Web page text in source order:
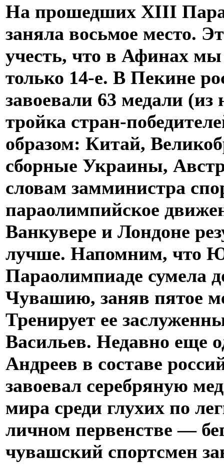
На прошедших XIII
заняла восьмое место.
учесть, что в Афинах
только 14-е. В Пекине
завоевали 63 медали
тройка стран-
образом: Китай,
сборные Украины,
словам замминистра
параолимпийское
Ванкувере и Лондоне
лучше. Напомним, что
Параолимпиаде сумела
Чувашию, заняв пятое
Тренирует ее
Васильев. Недавно еще
Андреев в составе
завоевал серебряную
мира среди глухих по
личном первенстве —
чувашский спортсмен